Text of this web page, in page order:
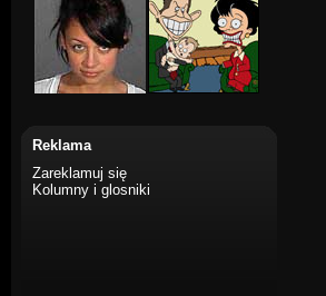
Reklama
Zareklamuj się
Kolumny i glosniki